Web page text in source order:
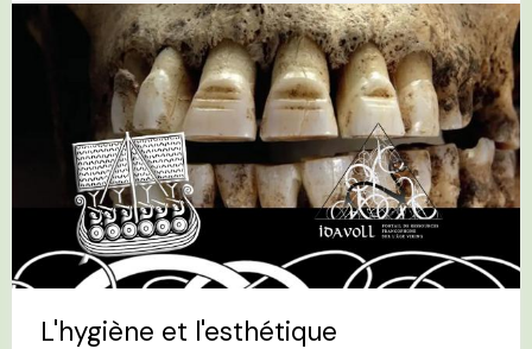
L'hygiène et l'esthétique